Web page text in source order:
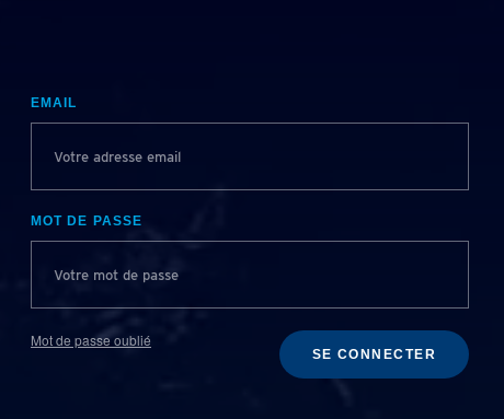
EMAIL
MOT DE PASSE
Mot de passe oublié
SE CONNECTER